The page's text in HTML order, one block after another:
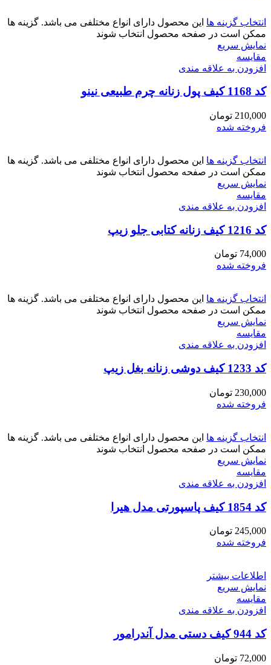
انتخاب گزینه ها این محصول دارای انواع مختلفی می باشد. گزینه ها
ممکن است در صفحه محصول انتخاب شوند
نمایش سریع
مقايسه
افزودن به علاقه مندی
کد 1168 کیف پول زنانه چرم طبیعی نینو
210,000 تومان
فروخته شده
انتخاب گزینه ها این محصول دارای انواع مختلفی می باشد. گزینه ها
ممکن است در صفحه محصول انتخاب شوند
نمایش سریع
مقايسه
افزودن به علاقه مندی
کد 1216 کیف زنانه کتابی جلو زیپ
74,000 تومان
فروخته شده
انتخاب گزینه ها این محصول دارای انواع مختلفی می باشد. گزینه ها
ممکن است در صفحه محصول انتخاب شوند
نمایش سریع
مقايسه
افزودن به علاقه مندی
کد 1233 کیف دوشی زنانه بغل زیپ
230,000 تومان
فروخته شده
انتخاب گزینه ها این محصول دارای انواع مختلفی می باشد. گزینه ها
ممکن است در صفحه محصول انتخاب شوند
نمایش سریع
مقايسه
افزودن به علاقه مندی
کد 1854 کیف پاسپورتی مدل هیرا
245,000 تومان
فروخته شده
اطلاعات بیشتر
نمایش سریع
مقايسه
افزودن به علاقه مندی
کد 944 کیف دستی مدل آندرامور
72,000 تومان